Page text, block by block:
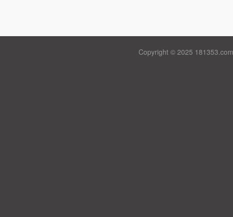
Copyright © 2025